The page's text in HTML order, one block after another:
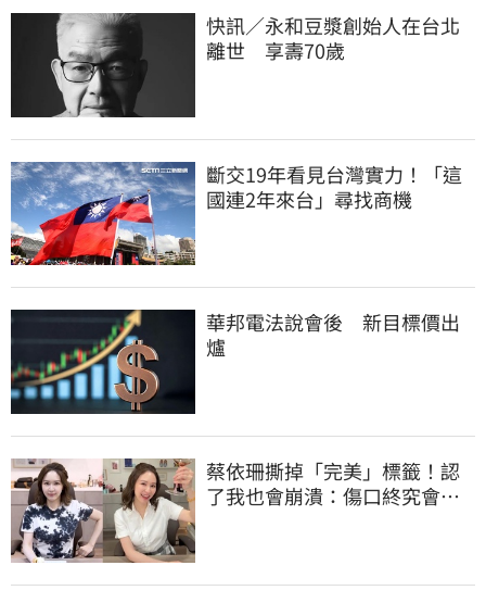
快訊／永和豆漿創始人在台北
離世 享壽70歲
斷交19年看見台灣實力！「這
國連2年來台」尋找商機
華邦電法說會後 新目標價出
爐
蔡依珊撕掉「完美」標籤！認
了我也會崩潰：傷口終究會癒